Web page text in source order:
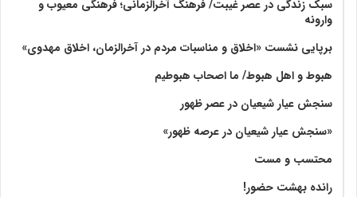
سبک زندگی در عصر غیبت/ فرهنگ آخرالزّمانی؛ فرهنگی معیوب و
وارونه
برپایی نشست «اخلاق و مناسبات مردم در آخرالزمان، اخلاق مهدوی»
هبوط و اهل هبوط/ ما اصحاب هبوطیم
سنجش عیار شیعیان در عصر ظهور
«سنجش عیار شیعیان در عرصه ظهور»
محتسب و مست
رانده بهشت‌ حضور!